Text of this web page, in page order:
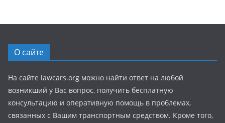
О сайте
На сайте lawcars.org можно найти ответ на любой
возникший у Вас вопрос, получить бесплатную
консультацию и оперативную помощь в проблемах,
связанных с Вашим транспортным средством. Кроме того,